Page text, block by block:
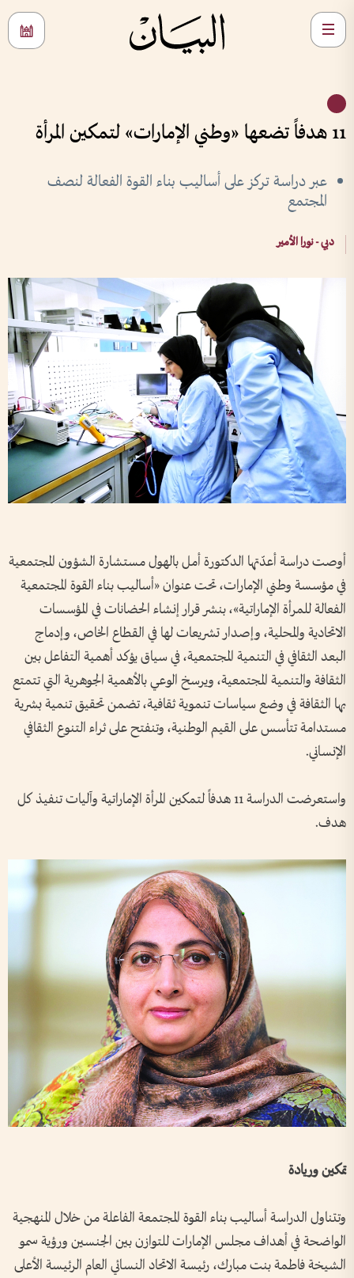
11 هدفاً تضعها «وطني الإمارات» لتمكين المرأة
عبر دراسة تركز على أساليب بناء القوة الفعالة لنصف
المجتمع
دبي - نورا الأمير
أوصت دراسة أعدّتها الدكتورة أمل بالهول مستشارة الشؤون المجتمعية
في مؤسسة وطني الإمارات، تحت عنوان «أساليب بناء القوة المجتمعية
الفعالة للمرأة الإماراتية»، بنشر قرار إنشاء الحضانات في المؤسسات
الاتحادية والمحلية، وإصدار تشريعات لها في القطاع الخاص، وإدماج
البعد الثقافي في التنمية المجتمعية، في سياق يؤكد أهمية التفاعل بين
الثقافة والتنمية المجتمعية، ويرسخ الوعي بالأهمية الجوهرية التي تتمتع
بها الثقافة في وضع سياسات تنموية ثقافية، تضمن تحقيق تنمية بشرية
مستدامة تتأسس على القيم الوطنية، وتنفتح على ثراء التنوع الثقافي
الإنساني.
واستعرضت الدراسة 11 هدفاً لتمكين المرأة الإماراتية وآليات تنفيذ كل
هدف.
تمكين وريادة
وتتناول الدراسة أساليب بناء القوة المجتمعة الفاعلة من خلال المنهجية
الواضحة في أهداف مجلس الإمارات للتوازن بين الجنسين ورؤية سمو
الشيخة فاطمة بنت مبارك، رئيسة الاتحاد النسائي العام الرئيسة الأعلى